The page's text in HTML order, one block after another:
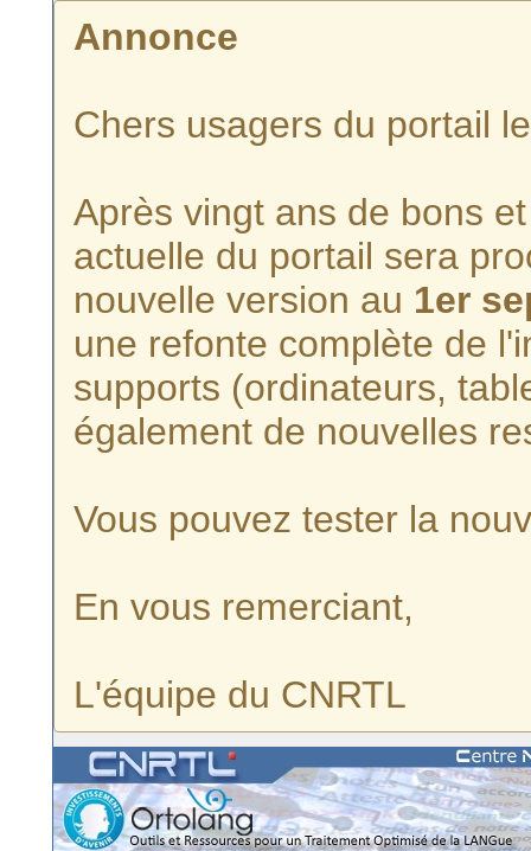
Annonce
Chers usagers du portail
Après vingt ans de bons
actuelle du portail sera
nouvelle version au 1er
une refonte complète de
supports (ordinateurs,
également de nouvelles
Vous pouvez tester la
En vous remerciant,
L'équipe du CNRTL